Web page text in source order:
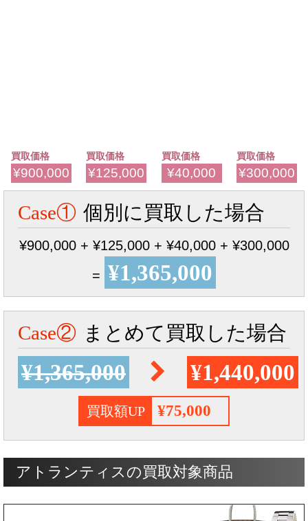
買取価格
¥900,000
買取価格
¥125,000
買取価格
¥40,000
買取価格
¥300,000
Case① 個別に買取した場合
¥900,000 + ¥125,000 + ¥40,000 + ¥300,000
= ¥1,365,000
Case② まとめて買取した場合
¥1,365,000 ¥1,440,000
買取額UP ¥75,000
アトランティスの買取対象商品